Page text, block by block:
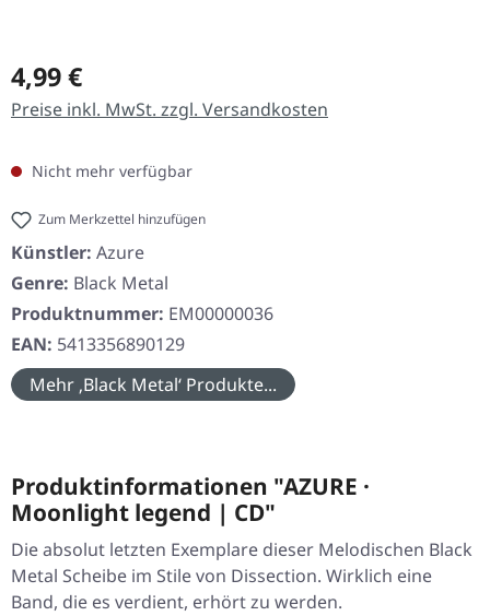
Regulärer Preis:
4,99 €
Preise inkl. MwSt. zzgl. Versandkosten
Nicht mehr verfügbar
Zum Merkzettel hinzufügen
Künstler: Azure
Genre: Black Metal
Produktnummer: EM00000036
EAN: 5413356890129
Mehr ‚Black Metal‘ Produkte...
Produktinformationen "AZURE ·
Moonlight legend | CD"
Die absolut letzten Exemplare dieser Melodischen Black
Metal Scheibe im Stile von Dissection. Wirklich eine
Band, die es verdient, erhört zu werden.